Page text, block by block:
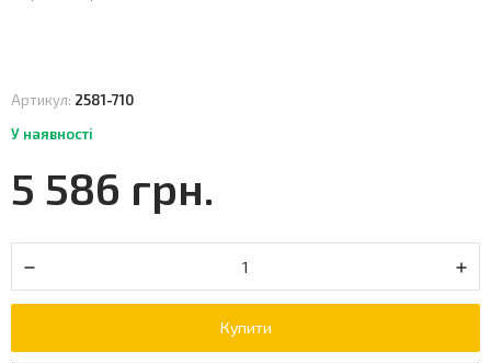
Артикул: 2581-710
У наявності
5 586 грн.
Купити